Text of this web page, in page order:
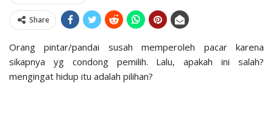
Share
Orang pintar/pandai susah memperoleh pacar karena
sikapnya yg condong pemilih. Lalu, apakah ini salah?
mengingat hidup itu adalah pilihan?